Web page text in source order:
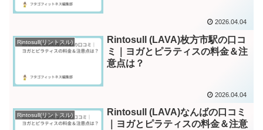
2026.04.04
Rintosull(リントスル)
Rintosull (LAVA)枚方市駅の口コ
ミ｜ヨガとピラティスの料金＆注
意点は？
2026.04.04
Rintosull(リントスル)
Rintosull (LAVA)なんばの口コミ
｜ヨガとピラティスの料金＆注意